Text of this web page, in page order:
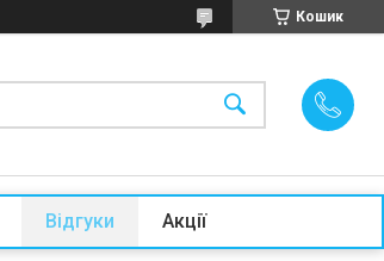
Кошик
Відгуки Акції